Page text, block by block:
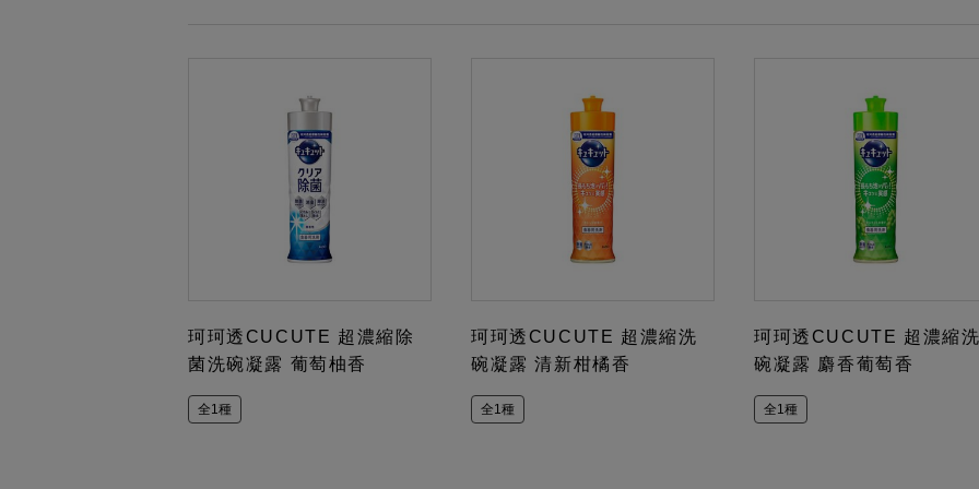
珂珂透CUCUTE 超濃縮除
菌洗碗凝露 葡萄柚香
全1種
珂珂透CUCUTE 超濃縮洗
碗凝露 清新柑橘香
全1種
珂珂透CUCUTE 超濃縮
碗凝露 麝香葡萄香
全1種